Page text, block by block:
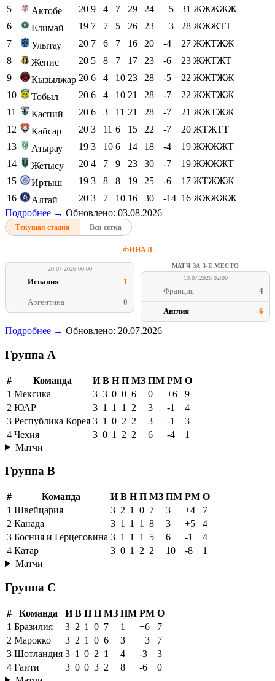
5
Актобе 20 9 4 7 29 24 +5 31 ЖЖЖЖЖ
6
Елимай 19 7 7 5 26 23 +3 28 ЖЖЖТТ
7
Улытау 20 7 6 7 16 20 -4 27 ЖЖТЖЖ
8
Женис 20 5 8 7 17 23 -6 23 ЖЖТЖТ
9
Кызылжар 20 6 4 10 23 28 -5 22 ЖЖТЖЖ
10
Тобыл 20 6 4 10 21 28 -7 22 ЖЖТЖЖ
11
Каспий 20 6 3 11 21 28 -7 21 ЖЖТЖЖ
12
Кайсар 20 3 11 6 15 22 -7 20 ЖТЖТТ
13
Атырау 19 3 10 6 14 18 -4 19 ЖЖЖЖТ
14
Жетысу 20 4 7 9 23 30 -7 19 ЖЖЖЖТ
15
Иртыш 19 3 8 8 19 25 -6 17 ЖТЖЖЖ
16
Алтай 20 3 7 10 16 30 -14 16 ЖЖЖЖЖ
Подробнее → Обновлено: 03.08.2026
Текущая стадия Вся сетка
ФИНАЛ
20.07.2026 00:00
Испания 1
Аргентина 0
МАТЧ ЗА 3-Е МЕСТО
19.07.2026 02:00
Франция 4
Англия 6
Подробнее → Обновлено: 20.07.2026
Группа A
# Команда И В Н П МЗ ПМ РМ О
1 Мексика 3 3 0 0 6 0 +6
9
2 ЮАР 3 1 1 1 2 3 -1
4
3 Республика Корея 3 1 0 2 2 3 -1
3
4 Чехия 3 0 1 2 2 6 -4
1
Матчи
Группа B
# Команда И В Н П МЗ ПМ РМ О
1 Швейцария 3 2 1 0 7 3 +4
7
2 Канада 3 1 1 1 8 3 +5
4
3 Босния и Герцеговина 3 1 1 1 5 6 -1
4
4 Катар 3 0 1 2 2 10 -8
1
Матчи
Группа C
# Команда И В Н П МЗ ПМ РМ О
1 Бразилия 3 2 1 0 7 1 +6
7
2 Марокко 3 2 1 0 6 3 +3
7
3 Шотландия 3 1 0 2 1 4 -3
3
4 Гаити 3 0 0 3 2 8 -6
0